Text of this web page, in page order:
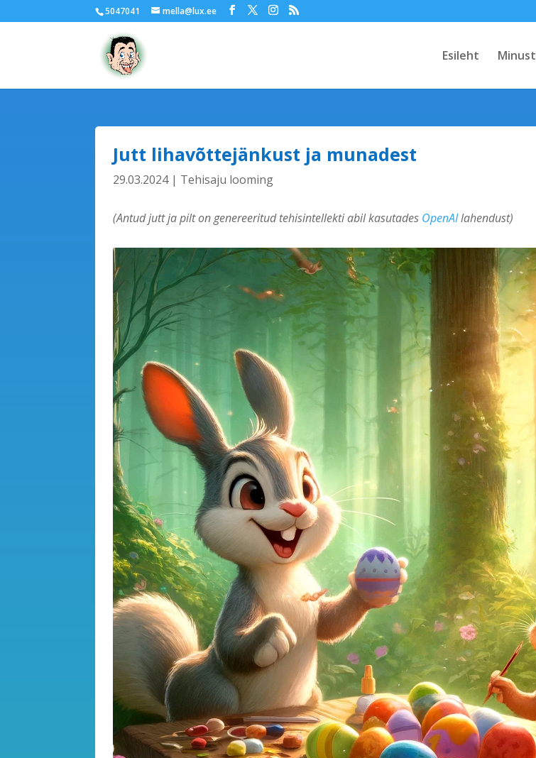
5047041 mella@lux.ee
Esileht Minust
Jutt lihavõttejänkust ja munadest
29.03.2024| Tehisaju looming
(Antud jutt ja pilt on genereeritud tehisintellekti abil kasutades OpenAIlahendust)